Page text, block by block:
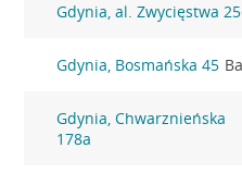
Gdynia, al. Zwycięstwa
Gdynia, Bosmańska 45
Gdynia, Chwarznieńska
178a